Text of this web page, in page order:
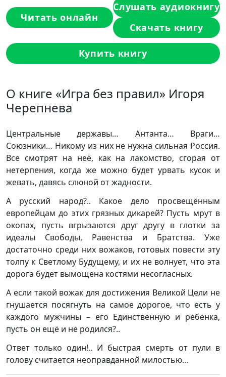
Читать онлайн
Слушать аудиокнигу
Скачать книгу
Купить книгу
О книге «Игра без правил» Игоря
Черепнева
Центральные державы… Антанта… Враги…
Союзники… Никому из них не нужна сильная Россия.
Все смотрят на неё, как на лакомство, сгорая от
нетерпения, когда же можно будет урвать кусок и
жевать, давясь слюной от жадности.
А русский народ?.. Какое дело просвещённым
европейцам до этих грязных дикарей? Пусть мрут в
окопах, пусть вгрызаются друг другу в глотки за
идеалы Свободы, Равенства и Братства. Уже
достаточно среди них вожаков, готовых повести эту
толпу к Светлому Будущему, и их не волнует, что эта
дорога будет вымощена костями несогласных.
А если такой вожак для достижения Великой Цели не
гнушается посягнуть на самое дорогое, что есть у
каждого мужчины – его Единственную и ребёнка,
пусть он ещё и не родился?..
Ответ только один!.. И быстрая смерть от пули в
голову считается неоправданной милостью…